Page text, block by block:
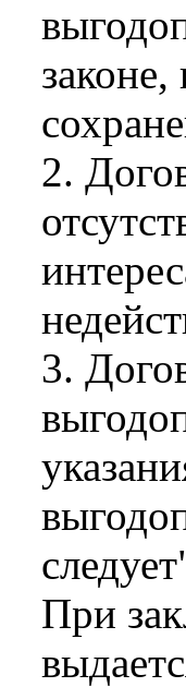
2.
3.
При